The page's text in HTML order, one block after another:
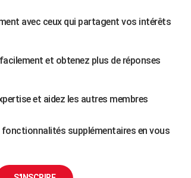
avec ceux qui partagent vos intérêts
et obtenez plus de réponses
et aidez les autres membres
supplémentaires en vous